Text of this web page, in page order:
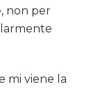
non per
mi viene la